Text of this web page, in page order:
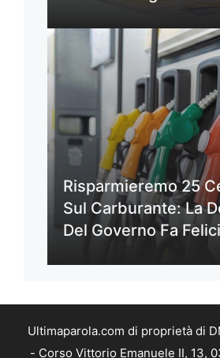
Risparmieremo 25
Sul Carburante: La
Del Governo Fa
Ultimaparola.com di proprietà di
- Corso Vittorio Emanuele II, 13,